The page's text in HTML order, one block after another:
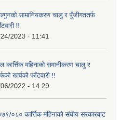
सामानियकरण चालु र पुँजीगततर्फ
!!
2023 - 11:41
कार्त्तिक महिनाको समानीकरण चालु र
खर्चको फाँटवारी !!
2022 - 14:29
०८० कार्त्तिक महिनाको संघीय सरकारबाट